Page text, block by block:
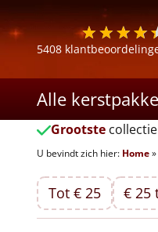
5408
Alle
Grootste collectie
U bevindt zich hier: Home»
Tot € 25 € 25